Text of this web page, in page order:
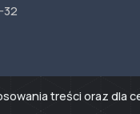
32
treści oraz dla